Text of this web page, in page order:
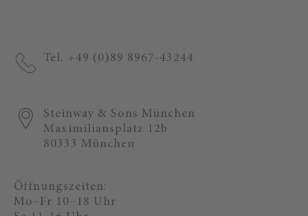
Tel. +49 (0)89 8967-43244
Steinway & Sons München
Maximiliansplatz 12b
80333 München
Öffnungszeiten:
Mo–Fr 10–18 Uhr